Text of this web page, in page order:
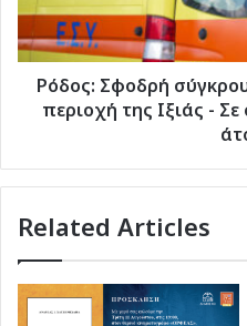
στην
περιοχή
της
Ιξιάς
κατάσταση
άτομο
Ρόδος: Σφοδρή
περιοχή της Ιξιάς -
Related Articles